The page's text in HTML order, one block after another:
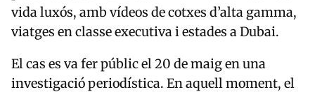
vida luxós, amb vídeos de cotxes d’alta gamma,
viatges en classe executiva i estades a Dubai.
El cas es va fer públic el 20 de maig en una
investigació periodística. En aquell moment, el